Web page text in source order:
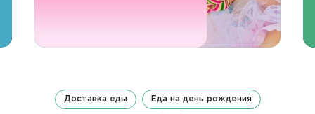
Доставка еды Еда на день рождения